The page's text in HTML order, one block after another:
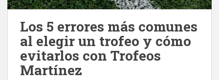
Los 5 errores más comunes
al elegir un trofeo y cómo
evitarlos con Trofeos
Martínez